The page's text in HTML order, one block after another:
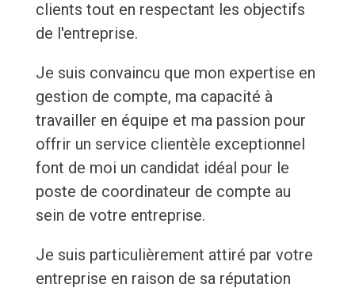
clients tout en respectant les objectifs
de l'entreprise.
Je suis convaincu que mon expertise en
gestion de compte, ma capacité à
travailler en équipe et ma passion pour
offrir un service clientèle exceptionnel
font de moi un candidat idéal pour le
poste de coordinateur de compte au
sein de votre entreprise.
Je suis particulièrement attiré par votre
entreprise en raison de sa réputation